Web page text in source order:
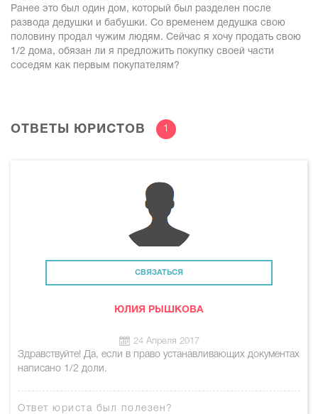
Ранее это был один дом, который был разделен после
развода дедушки и бабушки. Со временем дедушка свою
половину продал чужим людям. Сейчас я хочу продать свою
1/2 дома, обязан ли я предложить покупку своей части
соседям как первым покупателям?
ОТВЕТЫ ЮРИСТОВ 1
СВЯЗАТЬСЯ
ЮЛИЯ РЫШКОВА
24 Апреля 2017
Здравствуйте! Да, если в право устанавливающих документах
написано 1/2 доли.
Ответ юриста был полезен?